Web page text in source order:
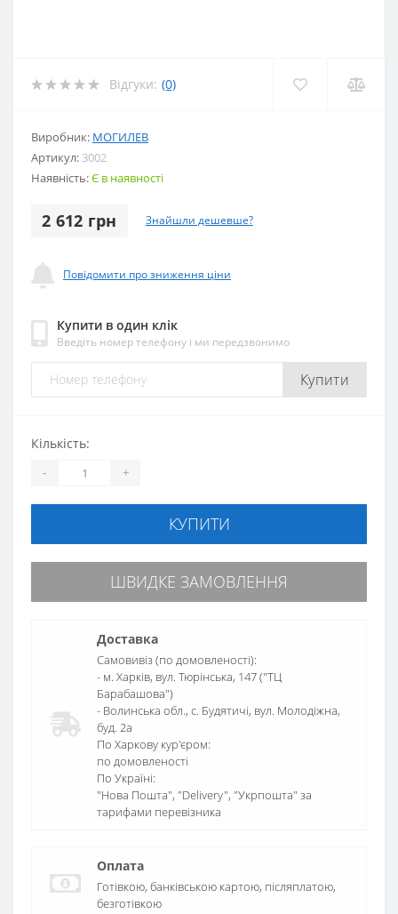
Відгуки: (0)
Виробник: МОГИЛЕВ
Артикул: 3002
Наявність:Є в наявності
2 612 грн Знайшли дешевше?
Повідомити про зниження ціни
Купити в один клік
Введіть номер телефону і ми передзвонимо
Купити
Кількість:
- +
КУПИТИ
ШВИДКЕ ЗАМОВЛЕННЯ
Доставка
Самовивіз (по домовленості):
- м. Харків, вул. Тюрінська, 147 ("ТЦ
Барабашова")
- Волинська обл., c. Будятичі, вул. Молодіжна,
буд. 2а
По Харкову кур'єром:
по домовленості
По Україні:
"Нова Пошта", "Delivery", "Укрпошта" за
тарифами перевізника
Оплата
Готівкою, банківською картою, післяплатою,
безготівкою